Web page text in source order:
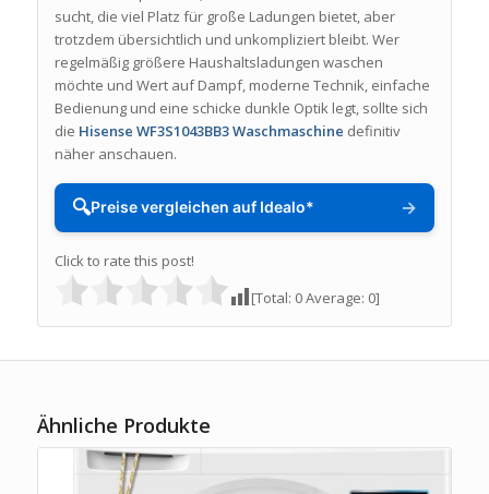
sucht, die viel Platz für große Ladungen bietet, aber
trotzdem übersichtlich und unkompliziert bleibt. Wer
regelmäßig größere Haushaltsladungen waschen
möchte und Wert auf Dampf, moderne Technik, einfache
Bedienung und eine schicke dunkle Optik legt, sollte sich
die Hisense WF3S1043BB3 Waschmaschine definitiv
näher anschauen.
🔍Preise vergleichen auf Idealo* →
Click to rate this post!
[Total: 0Average: 0]
Ähnliche Produkte